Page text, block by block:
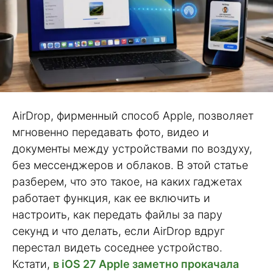
AirDrop, фирменный способ Apple, позволяет
мгновенно передавать фото, видео и
документы между устройствами по воздуху,
без мессенджеров и облаков. В этой статье
разберем, что это такое, на каких гаджетах
работает функция, как ее включить и
настроить, как передать файлы за пару
секунд и что делать, если AirDrop вдруг
перестал видеть соседнее устройство.
Кстати, в iOS 27 Apple заметно прокачала